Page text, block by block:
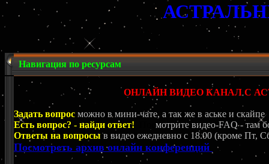
Навигация по ресурсам
ОНЛАЙН ВИДЕО КАНАЛ С
Задать вопрос можно в мини-чате, а так же в аське и скайпе
Есть вопрос? - найди ответ!
мотрите видео-FAQ - там
Ответы на вопросы в видео ежедневно c 18.00 (кроме Пт,
Посмотреть архив онлайн конференций